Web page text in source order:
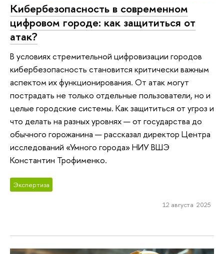
Кибербезопасность в современном
цифровом городе: как защититься от
атак?
В условиях стремительной цифровизации городов
кибербезопасность становится критически важным
аспектом их функционирования. От атак могут
пострадать не только отдельные пользователи, но и
целые городские системы. Как защититься от угроз и
что делать на разных уровнях — от государства до
обычного горожанина — рассказал директор Центра
исследований «Умного города» НИУ ВШЭ
Константин Трофименко.
Экспертиза
12 августа 2025